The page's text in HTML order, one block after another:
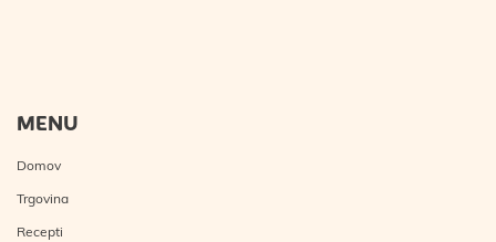
MENU
Domov
Trgovina
Recepti